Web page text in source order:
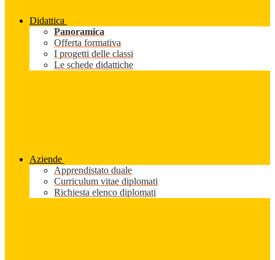
Didattica
Panoramica
Offerta formativa
I progetti delle classi
Le schede didattiche
Aziende
Apprendistato duale
Curriculum vitae diplomati
Richiesta elenco diplomati